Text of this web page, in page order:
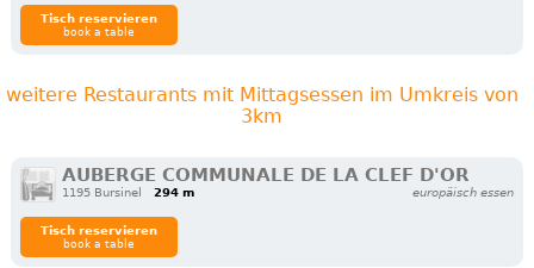
Tisch reservieren
book a table
weitere Restaurants mit Mittagsessen im Umkreis von
3km
AUBERGE COMMUNALE DE LA CLEF D'OR
1195 Bursinel 294 m europäisch essen
Tisch reservieren
book a table